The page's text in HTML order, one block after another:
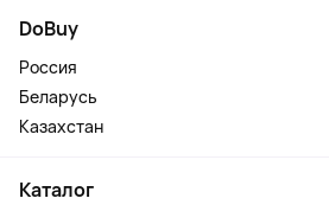
DoBuy
Россия
Беларусь
Казахстан
Каталог